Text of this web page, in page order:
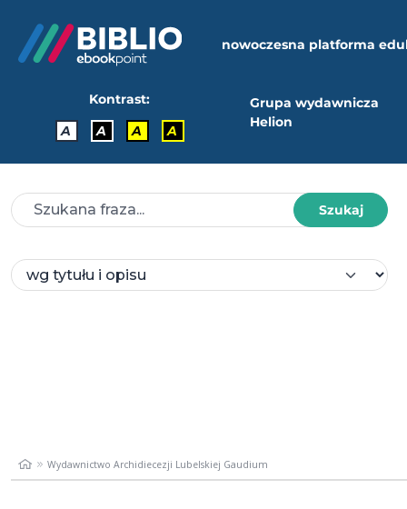
nowoczesna platforma
Kontrast:
A
A A A
Grupa wydawnicza
Helion
Szukaj
Wydawnictwo Archidiecezji Lubelskiej Gaudium